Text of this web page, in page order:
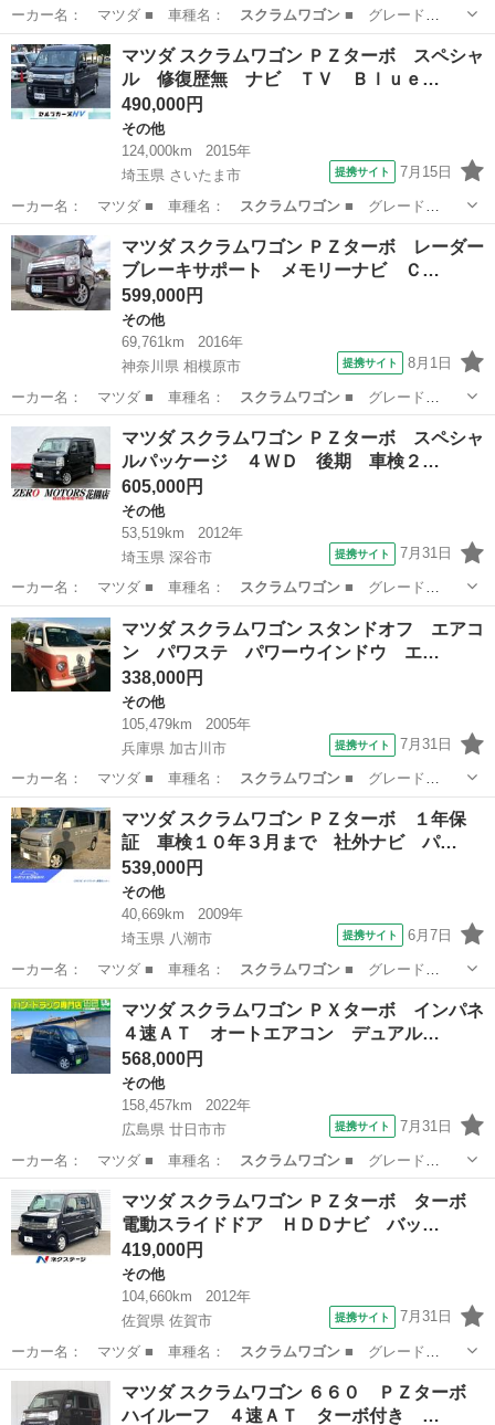
ーカー名： マツダ ■ 車種名： スクラムワゴン■ グレード
名： ＰＸターボ 両…
三重 松阪市 その他
マツダ スクラムワゴン ＰＺターボ スペシャ
ル 修復歴無 ナビ ＴＶ Ｂｌｕｅ…
490,000円
その他
124,000km
2015年
埼玉県 さいたま市
提携サイト 7月15日
ーカー名： マツダ ■ 車種名： スクラムワゴン■ グレード
名： ＰＺターボ ス…
埼玉 さいたま市 その他
マツダ スクラムワゴン ＰＺターボ レーダー
ブレーキサポート メモリーナビ Ｃ…
599,000円
その他
69,761km
2016年
神奈川県 相模原市
提携サイト 8月1日
ーカー名： マツダ ■ 車種名： スクラムワゴン■ グレード
名： ＰＺターボ レ…
神奈川 相模原市 その他
マツダ スクラムワゴン ＰＺターボ スペシャ
ルパッケージ ４ＷＤ 後期 車検２…
605,000円
その他
53,519km
2012年
埼玉県 深谷市
提携サイト 7月31日
ーカー名： マツダ ■ 車種名： スクラムワゴン■ グレード
名： ＰＺターボ ス…
埼玉 深谷市 その他
マツダ スクラムワゴン スタンドオフ エアコ
ン パワステ パワーウインドウ エ…
338,000円
その他
105,479km
2005年
兵庫県 加古川市
提携サイト 7月31日
ーカー名： マツダ ■ 車種名： スクラムワゴン■ グレード
名： スタンドオフ …
兵庫 加古川市 その他
マツダ スクラムワゴン ＰＺターボ １年保
証 車検１０年３月まで 社外ナビ パ…
539,000円
その他
40,669km
2009年
埼玉県 八潮市
提携サイト 6月7日
ーカー名： マツダ ■ 車種名： スクラムワゴン■ グレード
名： ＰＺターボ １…
埼玉 八潮市 その他
マツダ スクラムワゴン ＰＸターボ インパネ
４速ＡＴ オートエアコン デュアル…
568,000円
その他
158,457km
2022年
広島県 廿日市市
提携サイト 7月31日
ーカー名： マツダ ■ 車種名： スクラムワゴン■ グレード
名： ＰＸターボ イ…
広島 廿日市市 その他
マツダ スクラムワゴン ＰＺターボ ターボ
電動スライドドア ＨＤＤナビ バッ…
419,000円
その他
104,660km
2012年
佐賀県 佐賀市
提携サイト 7月31日
ーカー名： マツダ ■ 車種名： スクラムワゴン■ グレード
名： ＰＺターボ タ…
佐賀 佐賀市 その他
マツダ スクラムワゴン ６６０ ＰＺターボ
ハイルーフ ４速ＡＴ ターボ付き …